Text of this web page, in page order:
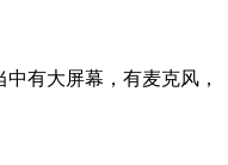
有大屏幕，有麦克风，